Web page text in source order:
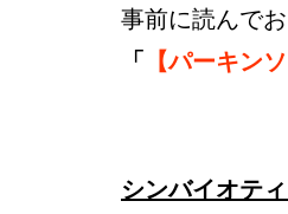
事前に読んで
「 【パーキン
シンバイオテ